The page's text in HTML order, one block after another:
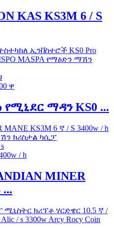
KAS KS3M 6 / S
ዋ
የሚኒደር ማዳን KS0 ...
/ h
MINER
...